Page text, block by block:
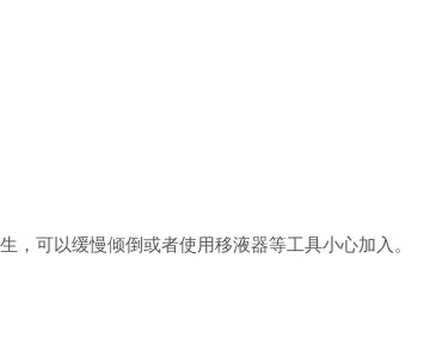
可以缓慢倾倒或者使用移液器等工具小心加入。